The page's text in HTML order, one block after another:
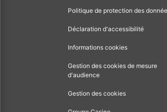
Politique de protection des
Déclaration d'accessibilité
Informations cookies
Gestion des cookies de mesure
d'audience
Gestion des cookies